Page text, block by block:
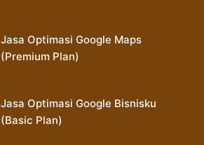
Jasa Optimasi Google Maps
(Premium Plan)
Jasa Optimasi Google Bisnisku
(Basic Plan)